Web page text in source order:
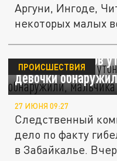
Аргуни, Ингоде,
некоторых малых
Двое подростков
девочки
ПРОИСШЕСТВИЯ
27 ИЮНЯ 09:27
Следственный
дело по факту
в Забайкалье.